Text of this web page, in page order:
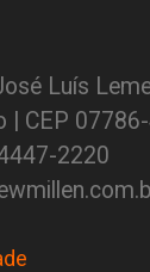
Luís
| CEP
2220